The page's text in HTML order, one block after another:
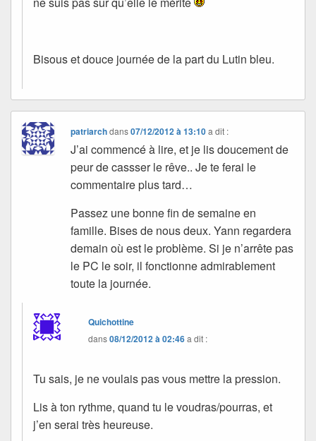
Bisous et douce journée de la part du Lutin bleu.
patriarchdans07/12/2012 à 13:10 a dit :
J’ai commencé à lire, et je lis doucement de
peur de cassser le rêve.. Je te ferai le
commentaire plus tard…
Passez une bonne fin de semaine en
famille. Bises de nous deux. Yann regardera
demain où est le problème. Si je n’arrête pas
le PC le soir, il fonctionne admirablement
toute la journée.
Quichottine
dans08/12/2012 à 02:46a dit :
Tu sais, je ne voulais pas vous mettre la pression.
Lis à ton rythme, quand tu le voudras/pourras, et
j’en serai très heureuse.